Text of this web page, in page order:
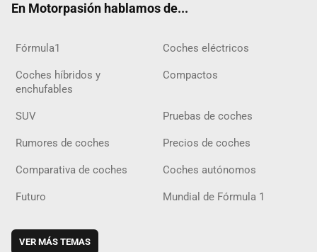
En Motorpasión hablamos de...
Fórmula1 Coches eléctricos
Coches híbridos y
enchufables
Compactos
SUV Pruebas de coches
Rumores de coches Precios de coches
Comparativa de coches Coches autónomos
Futuro Mundial de Fórmula 1
VER MÁS TEMAS